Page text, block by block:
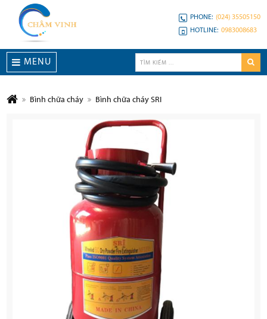
PHONE: (024) 35505150
HOTLINE: 0983008683
MENU
Bình chữa cháy Bình chữa cháy SRI